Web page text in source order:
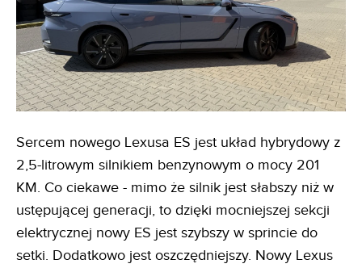
Sercem nowego Lexusa ES jest układ hybrydowy z
2,5-litrowym silnikiem benzynowym o mocy 201
KM. Co ciekawe - mimo że silnik jest słabszy niż w
ustępującej generacji, to dzięki mocniejszej sekcji
elektrycznej nowy ES jest szybszy w sprincie do
setki. Dodatkowo jest oszczędniejszy. Nowy Lexus